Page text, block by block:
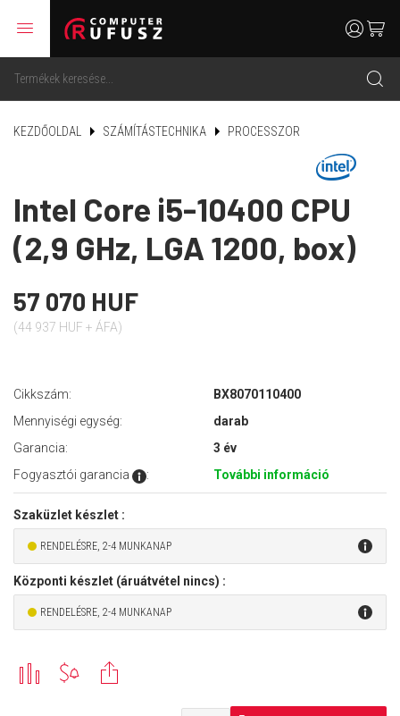
menu
search
usercart
KEZDŐOLDAL SZÁMÍTÁSTECHNIKA PROCESSZOR
Intel Core i5-10400 CPU
(2,9 GHz, LGA 1200, box)
57 070 HUF
(44 937 HUF + ÁFA)
Cikkszám:
BX8070110400
Mennyiségi egység:
darab
Garancia:
3 év
Fogyasztói garancia
: További információ
Szaküzlet készlet :
RENDELÉSRE, 2-4 MUNKANAP
Központi készlet (áruátvétel nincs) :
RENDELÉSRE, 2-4 MUNKANAP